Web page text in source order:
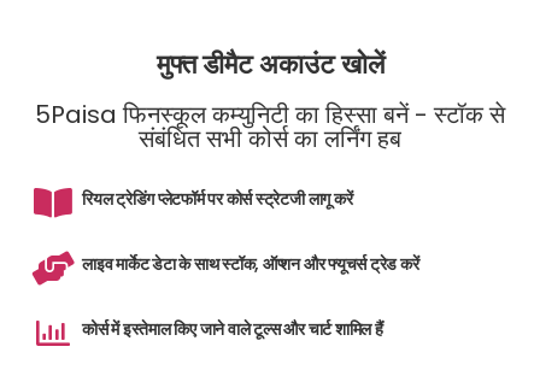
मुफ्त डीमैट अकाउंट खोलें
5Paisa फिनस्कूल कम्युनिटी का हिस्सा बनें - स्टॉक से
संबंधित सभी कोर्स का लर्निंग हब
रियल ट्रेडिंग प्लेटफॉर्म पर कोर्स स्ट्रेटजी लागू करें
लाइव मार्केट डेटा के साथ स्टॉक, ऑप्शन और फ्यूचर्स ट्रेड करें
कोर्स में इस्तेमाल किए जाने वाले टूल्स और चार्ट शामिल हैं